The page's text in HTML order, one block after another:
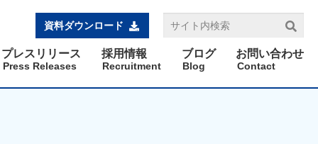
資料ダウンロード
プレスリリース
Press Releases
採用情報
Recruitment
ブログ
Blog
お問い合わせ
Contact